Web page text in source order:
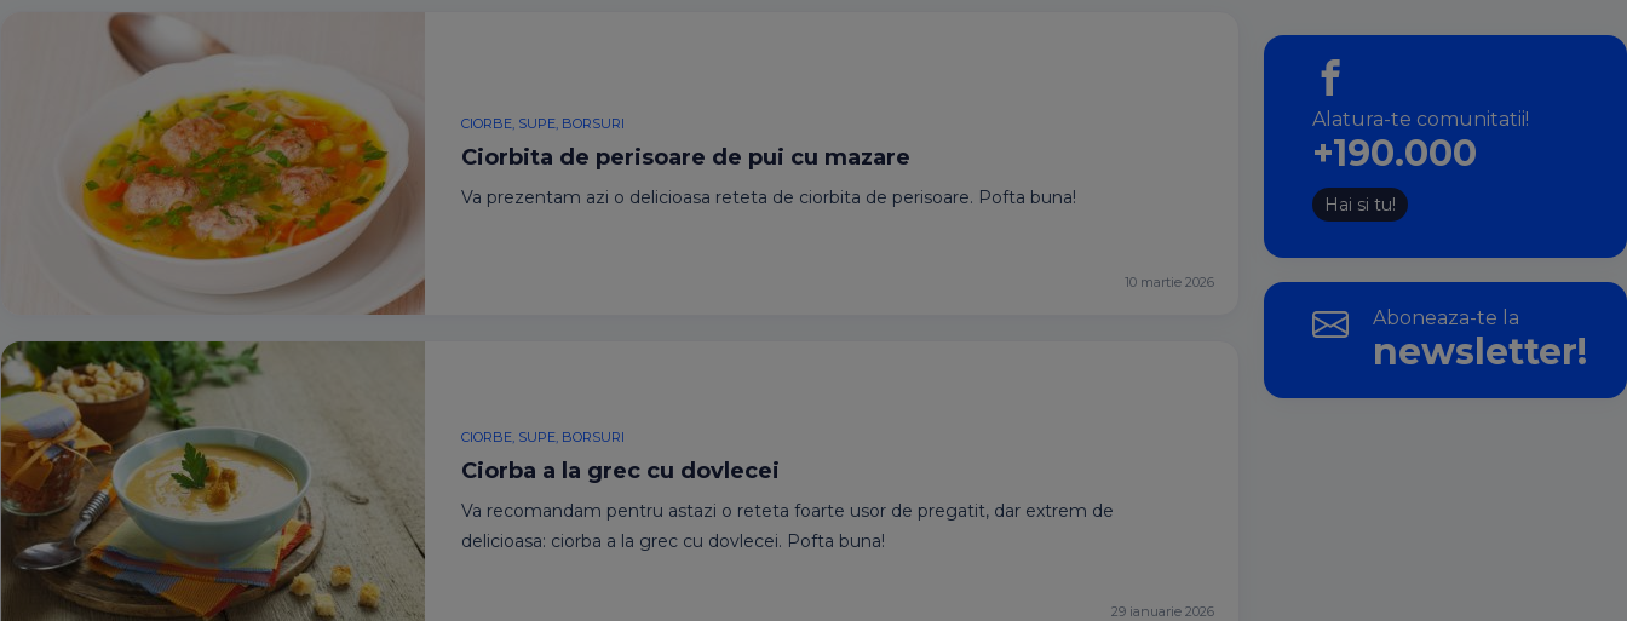
CIORBE, SUPE, BORSURI
Ciorbita de perisoare de pui cu mazare
Va prezentam azi o delicioasa reteta de ciorbita de perisoare. Pofta buna!
10 martie 2026
CIORBE, SUPE, BORSURI
Ciorba a la grec cu dovlecei
Va recomandam pentru astazi o reteta foarte usor de pregatit, dar extrem de
delicioasa: ciorba a la grec cu dovlecei. Pofta buna!
29 ianuarie 2026
Alatura-te comunitatii!
+190.000
Hai si tu!
Aboneaza-te la
newsletter!